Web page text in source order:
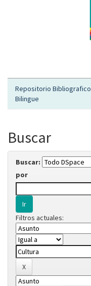
Repositorio
Bilingue
Buscar
Buscar:
por
Filtros actuales: